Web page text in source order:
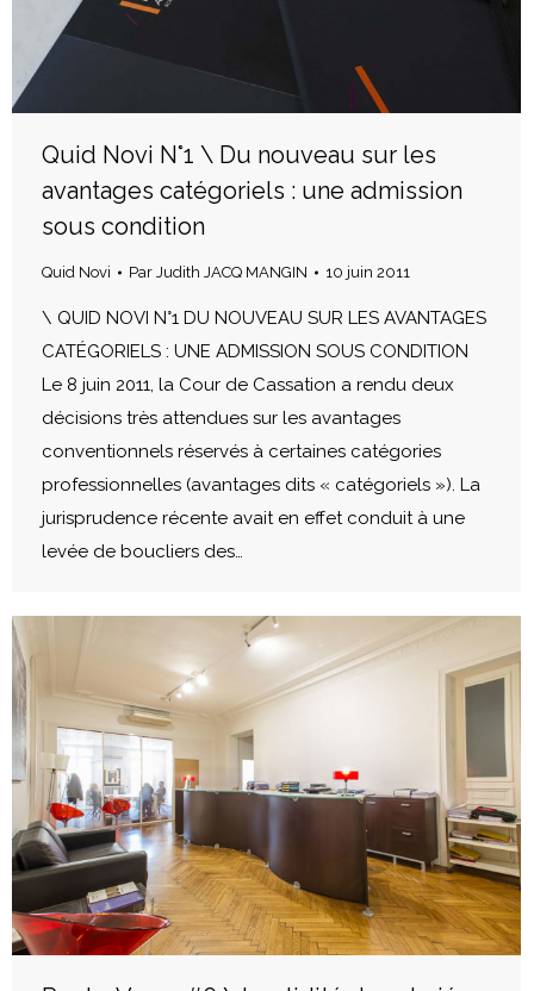
Quid Novi N°1 \ Du nouveau sur les
avantages catégoriels : une admission
sous condition
Quid Novi Par Judith JACQ MANGIN 10 juin 2011
\ QUID NOVI N°1 DU NOUVEAU SUR LES AVANTAGES
CATÉGORIELS : UNE ADMISSION SOUS CONDITION
Le 8 juin 2011, la Cour de Cassation a rendu deux
décisions très attendues sur les avantages
conventionnels réservés à certaines catégories
professionnelles (avantages dits « catégoriels »). La
jurisprudence récente avait en effet conduit à une
levée de boucliers des…